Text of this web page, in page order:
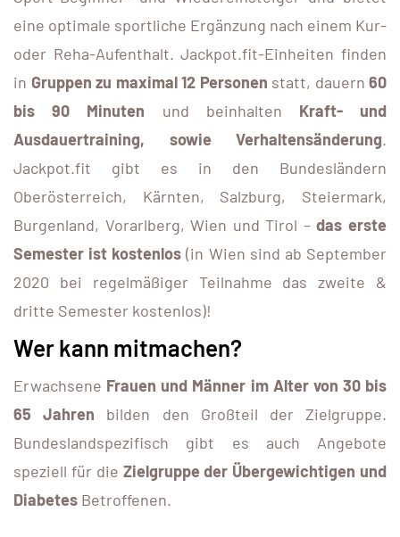
eine optimale sportliche Ergänzung nach einem Kur-
oder Reha-Aufenthalt. Jackpot.fit-Einheiten finden
in Gruppen zu maximal 12 Personen statt, dauern 60
bis 90 Minuten und beinhalten Kraft- und
Ausdauertraining, sowie Verhaltensänderung.
Jackpot.fit gibt es in den Bundesländern
Oberösterreich, Kärnten, Salzburg, Steiermark,
Burgenland, Vorarlberg, Wien und Tirol –das erste
Semester ist kostenlos (in Wien sind ab September
2020 bei regelmäßiger Teilnahme das zweite &
dritte Semester kostenlos)!
Wer kann mitmachen?
Erwachsene Frauen und Männer im Alter von 30 bis
65 Jahren bilden den Großteil der Zielgruppe.
Bundeslandspezifisch gibt es auch Angebote
speziell für die Zielgruppe der Übergewichtigen und
Diabetes Betroffenen.